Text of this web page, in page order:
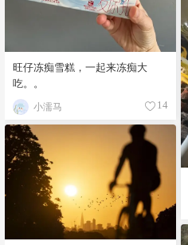
旺仔冻痴雪糕，一起来冻痴大
吃。。
小濡马 14